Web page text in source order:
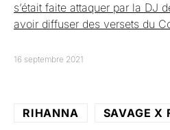
s’était faite attaquer par la DJ
avoir diffuser des versets du
16 septembre 2021
RIHANNA SAVAGE X